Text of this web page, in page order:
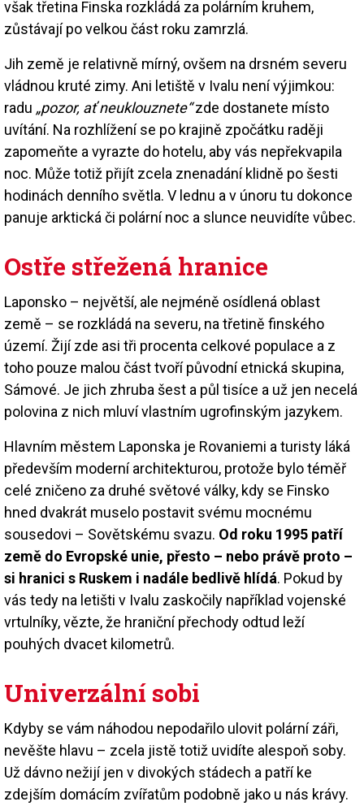
však třetina Finska rozkládá za polárním kruhem,
zůstávají po velkou část roku zamrzlá.
Jih země je relativně mírný, ovšem na drsném severu
vládnou kruté zimy. Ani letiště v Ivalu není výjimkou:
radu „pozor, ať neuklouznete“zde dostanete místo
uvítání. Na rozhlížení se po krajině zpočátku raději
zapomeňte a vyrazte do hotelu, aby vás nepřekvapila
noc. Může totiž přijít zcela znenadání klidně po šesti
hodinách denního světla. V lednu a v únoru tu dokonce
panuje arktická či polární noc a slunce neuvidíte vůbec.
Ostře střežená hranice
Laponsko – největší, ale nejméně osídlená oblast
země – se rozkládá na severu, na třetině finského
území. Žijí zde asi tři procenta celkové populace a z
toho pouze malou část tvoří původní etnická skupina,
Sámové. Je jich zhruba šest a půl tisíce a už jen necelá
polovina z nich mluví vlastním ugrofinským jazykem.
Hlavním městem Laponska je Rovaniemi a turisty láká
především moderní architekturou, protože bylo téměř
celé zničeno za druhé světové války, kdy se Finsko
hned dvakrát muselo postavit svému mocnému
sousedovi – Sovětskému svazu. Od roku 1995 patří
země do Evropské unie, přesto – nebo právě proto –
si hranici s Ruskem i nadále bedlivě hlídá. Pokud by
vás tedy na letišti v Ivalu zaskočily například vojenské
vrtulníky, vězte, že hraniční přechody odtud leží
pouhých dvacet kilometrů.
Univerzální sobi
Kdyby se vám náhodou nepodařilo ulovit polární záři,
nevěšte hlavu – zcela jistě totiž uvidíte alespoň soby.
Už dávno nežijí jen v divokých stádech a patří ke
zdejším domácím zvířatům podobně jako u nás krávy.